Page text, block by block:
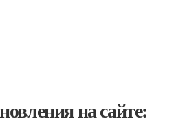
на сайте: